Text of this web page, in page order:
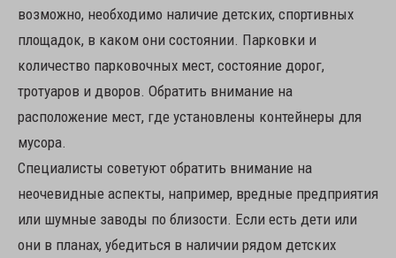
возможно, необходимо наличие детских, спортивных
площадок, в каком они состоянии. Парковки и
количество парковочных мест, состояние дорог,
тротуаров и дворов. Обратить внимание на
расположение мест, где установлены контейнеры для
мусора.
Специалисты советуют обратить внимание на
неочевидные аспекты, например, вредные предприятия
или шумные заводы по близости. Если есть дети или
они в планах, убедиться в наличии рядом детских